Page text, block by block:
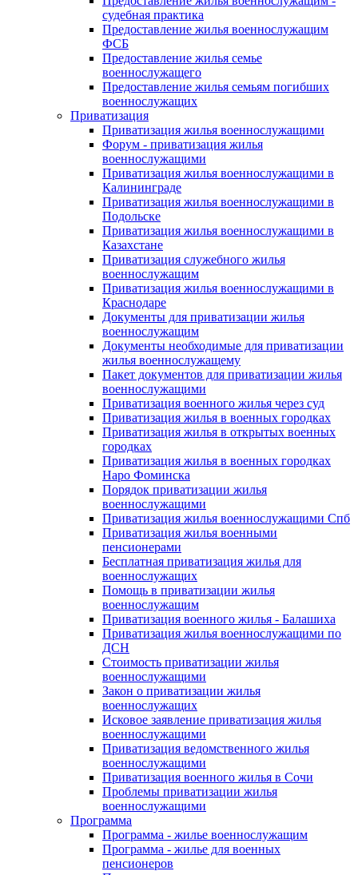
судебная практика
Предоставление жилья военнослужащим
ФСБ
Предоставление жилья семье
военнослужащего
Предоставление жилья семьям погибших
военнослужащих
Приватизация
Приватизация жилья военнослужащими
Форум - приватизация жилья
военнослужащими
Приватизация жилья военнослужащими в
Калининграде
Приватизация жилья военнослужащими в
Подольске
Приватизация жилья военнослужащими в
Казахстане
Приватизация служебного жилья
военнослужащим
Приватизация жилья военнослужащими в
Краснодаре
Документы для приватизации жилья
военнослужащим
Документы необходимые для приватизации
жилья военнослужащему
Пакет документов для приватизации жилья
военнослужащими
Приватизация военного жилья через суд
Приватизация жилья в военных городках
Приватизация жилья в открытых военных
городках
Приватизация жилья в военных городках
Наро Фоминска
Порядок приватизации жилья
военнослужащими
Приватизация жилья военнослужащими Спб
Приватизация жилья военными
пенсионерами
Бесплатная приватизация жилья для
военнослужащих
Помощь в приватизации жилья
военнослужащим
Приватизация военного жилья - Балашиха
Приватизация жилья военнослужащими по
ДСН
Стоимость приватизации жилья
военнослужащими
Закон о приватизации жилья
военнослужащих
Исковое заявление приватизация жилья
военнослужащими
Приватизация ведомственного жилья
военнослужащими
Приватизация военного жилья в Сочи
Проблемы приватизации жилья
военнослужащими
Программа
Программа - жилье военнослужащим
Программа - жилье для военных
пенсионеров